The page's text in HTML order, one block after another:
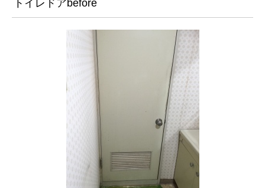
トイレドアbefore